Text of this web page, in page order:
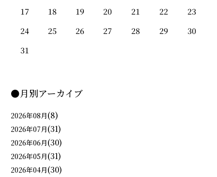
17
18 19 20 21 22
23
24
25 26 27 28 29
30
31
●月別アーカイブ
2026年08月(8)
2026年07月(31)
2026年06月(30)
2026年05月(31)
2026年04月(30)